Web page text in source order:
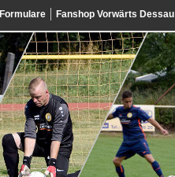
Fanshop Vorwärts Dessau